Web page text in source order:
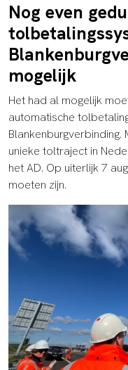
Nog even
mogelijk
Het had al mogelijk
automatische
unieke toltraject in
het AD. Op uiterlijk 7
moeten zijn.